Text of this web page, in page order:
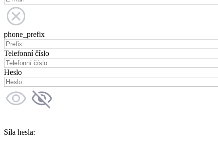
phone_prefix
Telefonní číslo
Heslo
Síla hesla: